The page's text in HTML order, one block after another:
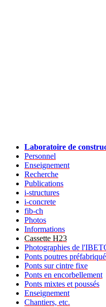
Laboratoire de
Personnel
Enseignement
Recherche
Publications
i-structures
i-concrete
fib-ch
Photos
Informations
Cassette H23
Photographies de
Ponts poutres
Ponts sur cintre fixe
Ponts en encorbellement
Ponts mixtes et poussés
Enseignement
Chantiers, etc.